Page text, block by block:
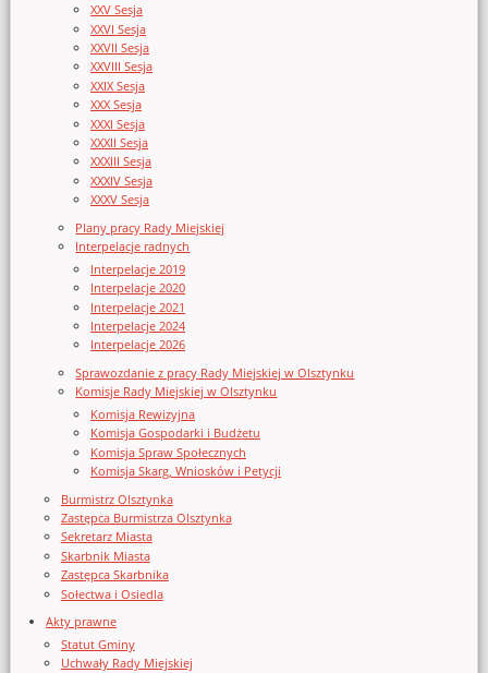
XXV Sesja
XXVI Sesja
XXVII Sesja
XXVIII Sesja
XXIX Sesja
XXX Sesja
XXXI Sesja
XXXII Sesja
XXXIII Sesja
XXXIV Sesja
XXXV Sesja
Plany pracy Rady Miejskiej
Interpelacje radnych
Interpelacje 2019
Interpelacje 2020
Interpelacje 2021
Interpelacje 2024
Interpelacje 2026
Sprawozdanie z pracy Rady Miejskiej w Olsztynku
Komisje Rady Miejskiej w Olsztynku
Komisja Rewizyjna
Komisja Gospodarki i Budżetu
Komisja Spraw Społecznych
Komisja Skarg, Wniosków i Petycji
Burmistrz Olsztynka
Zastępca Burmistrza Olsztynka
Sekretarz Miasta
Skarbnik Miasta
Zastępca Skarbnika
Sołectwa i Osiedla
Akty prawne
Statut Gminy
Uchwały Rady Miejskiej